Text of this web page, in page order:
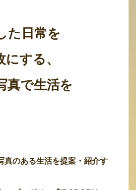
た日常を
する、
真で生活を
真のある生活を提案・紹介す